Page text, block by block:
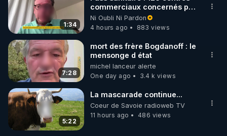
🌱 INSTAGRAM
https://www.instagram.com/rdlr_thierrycasasnovas/
http://rgnr.li/instagram
🌱 LA NEWSLETTER
Pour ne pas rater l’actualité RGNR (stages,
http://rgnr.li/news
🌱 VIDÉOS NON CENSURÉES SUR ODYSEE
1:34
commerciaux concernés par
l'obligation dans toute la
France
Ni Oubli Ni Pardon
4 hours ago
883 views
7:28
mort des frère Bogdanoff : le
mensonge d état
michel lanceur alerte
One day ago
3.4 k views
5:22
La mascarade continue...
Coeur de Savoie radioweb TV
11 hours ago
486 views